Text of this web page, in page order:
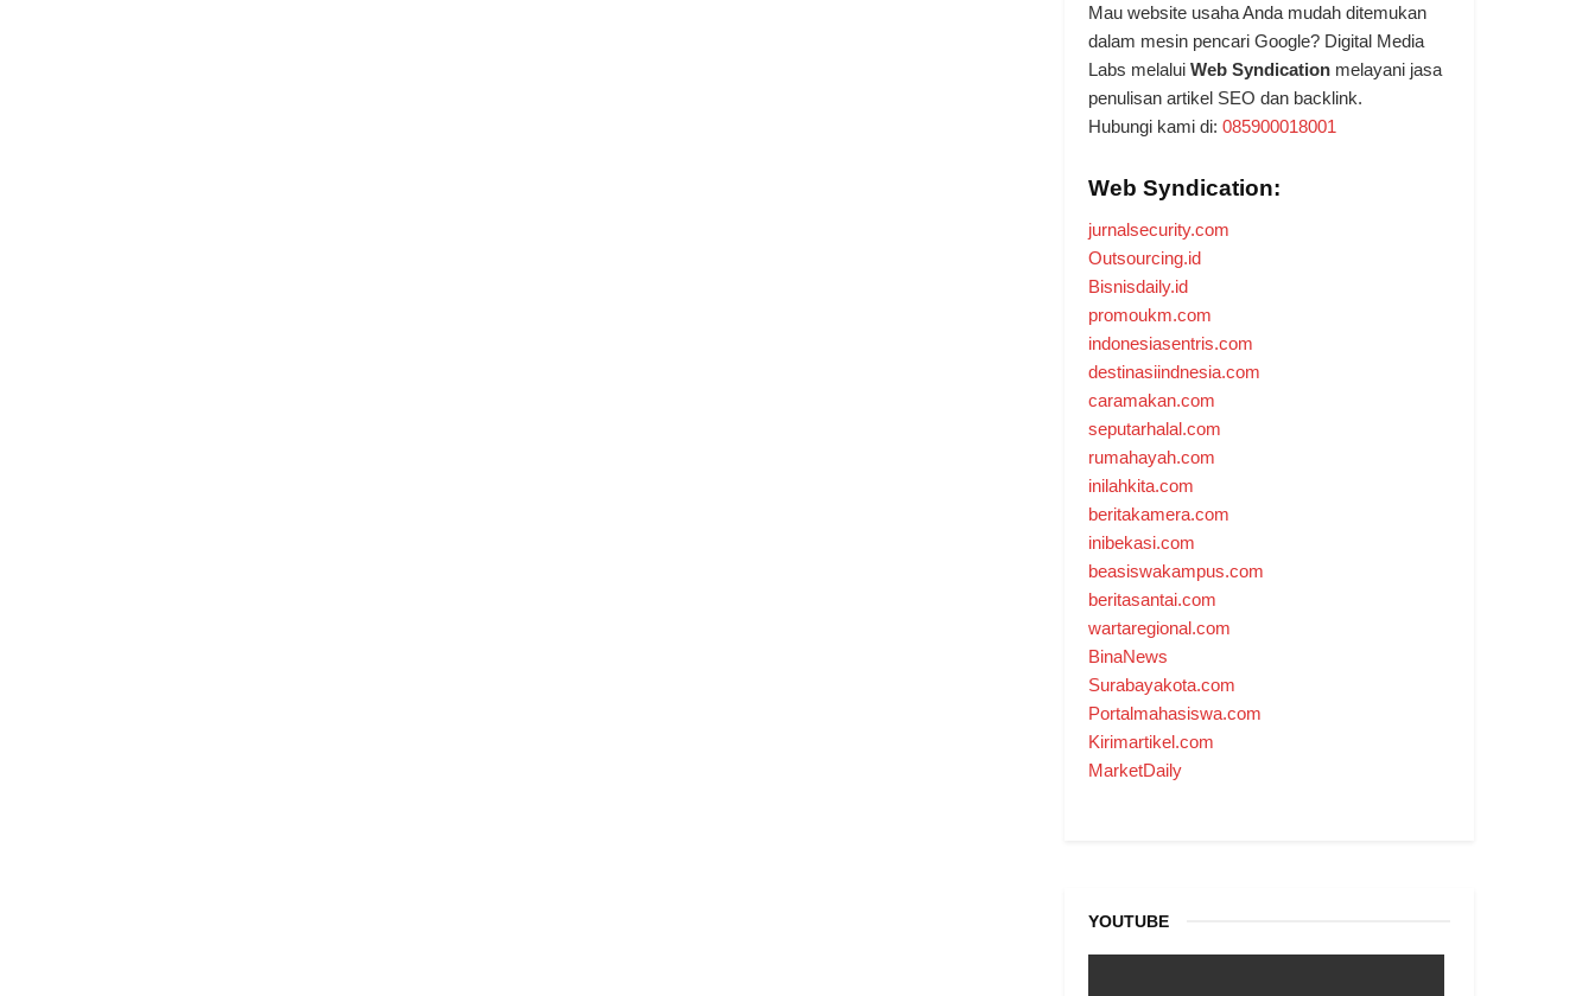
Mau website usaha Anda mudah ditemukan
dalam mesin pencari Google? Digital Media
Labs melalui Web Syndication melayani jasa
penulisan artikel SEO dan backlink.
Hubungi kami di: 085900018001
Web Syndication:
jurnalsecurity.com
Outsourcing.id
Bisnisdaily.id
promoukm.com
indonesiasentris.com
destinasiindnesia.com
caramakan.com
seputarhalal.com
rumahayah.com
inilahkita.com
beritakamera.com
inibekasi.com
beasiswakampus.com
beritasantai.com
wartaregional.com
BinaNews
Surabayakota.com
Portalmahasiswa.com
Kirimartikel.com
MarketDaily
YOUTUBE